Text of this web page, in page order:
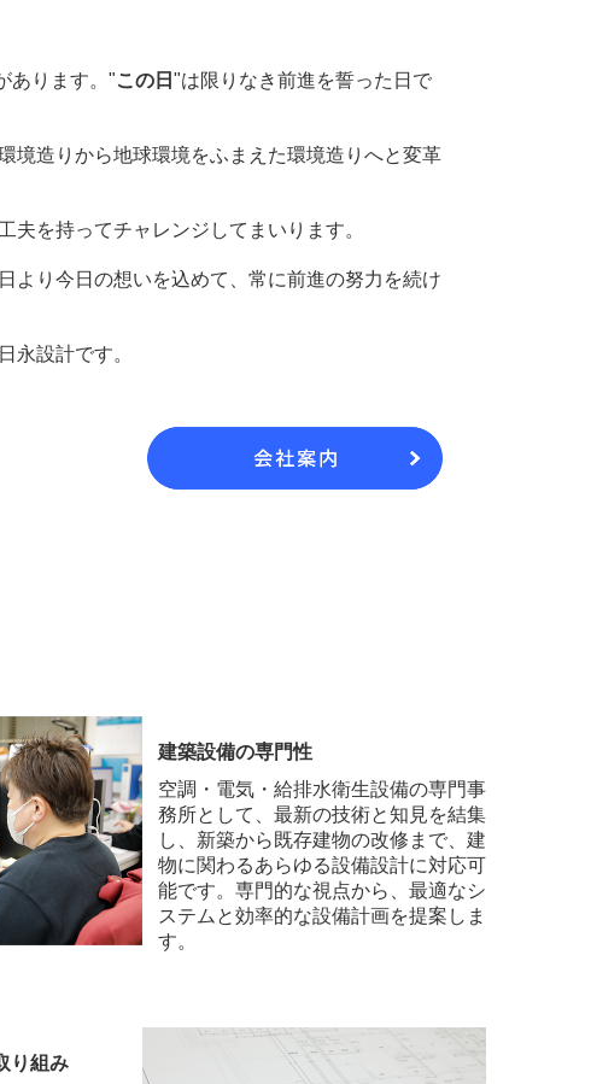
あります。"この日 "は限りなき前進を誓った日で
境造りから地球環境をふまえた環境造りへと変革
夫を持ってチャレンジしてまいります。
より今日の想いを込めて、常に前進の努力を続け
永設計です。
建築設備の専門性
空調・電気・給排水衛生設備の専門事
務所として、最新の技術と知見を結集
し、新築から既存建物の改修まで、建
物に関わるあらゆる設備設計に対応可
能です。専門的な視点から、最適なシ
ステムと効率的な設備計画を提案しま
す。
り組み